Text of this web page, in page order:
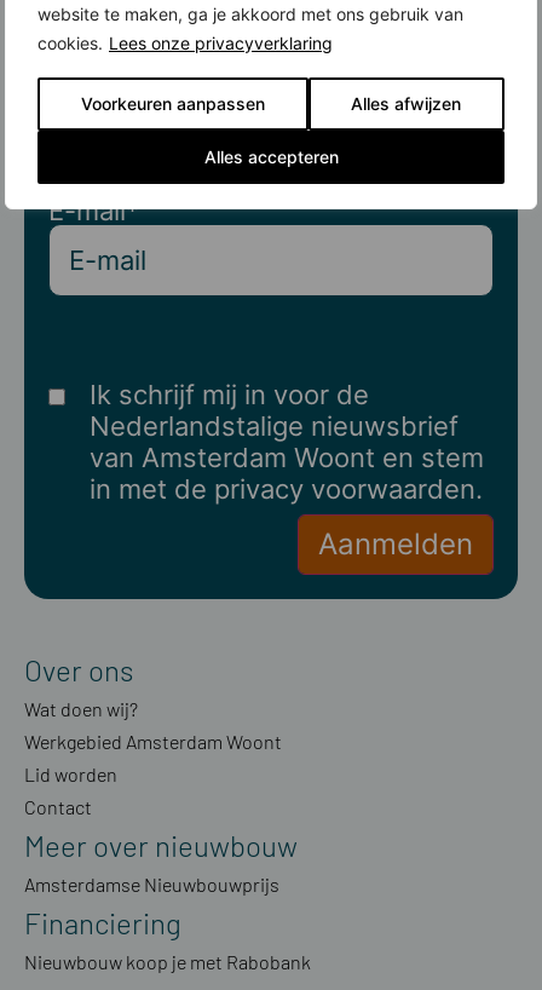
website te maken, ga je akkoord met ons gebruik van
cookies. Lees onze privacyverklaring
Voorkeuren aanpassen Alles afwijzen
Alles accepteren
Naam
E-mail*
Ik schrijf mij in voor de
Nederlandstalige nieuwsbrief
van Amsterdam Woont en stem
in met de privacy voorwaarden.
Over ons
Wat doen wij?
Werkgebied Amsterdam Woont
Lid worden
Contact
Meer over nieuwbouw
Amsterdamse Nieuwbouwprijs
Financiering
Nieuwbouw koop je met Rabobank